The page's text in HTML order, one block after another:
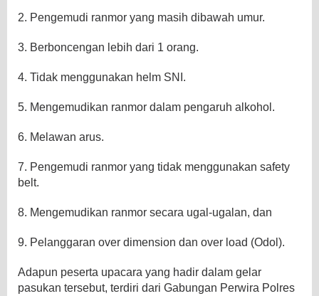
2. Pengemudi ranmor yang masih dibawah umur.
3. Berboncengan lebih dari 1 orang.
4. Tidak menggunakan helm SNI.
5. Mengemudikan ranmor dalam pengaruh alkohol.
6. Melawan arus.
7. Pengemudi ranmor yang tidak menggunakan safety
belt.
8. Mengemudikan ranmor secara ugal-ugalan, dan
9. Pelanggaran over dimension dan over load (Odol).
Adapun peserta upacara yang hadir dalam gelar
pasukan tersebut, terdiri dari Gabungan Perwira Polres